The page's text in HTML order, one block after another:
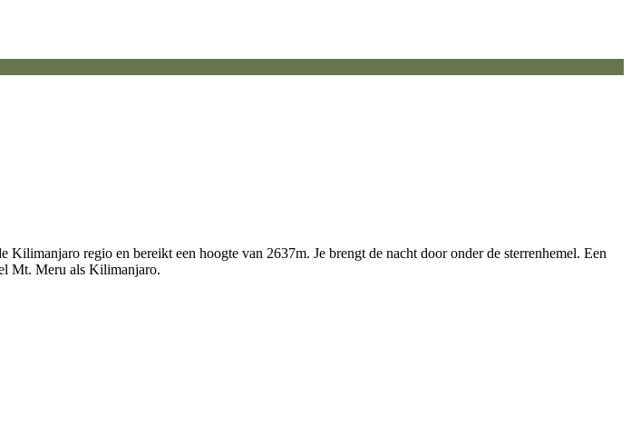
regio en bereikt een hoogte van 2637m. Je brengt de nacht door onder de sterrenhemel. Een
Mt. Meru als Kilimanjaro.